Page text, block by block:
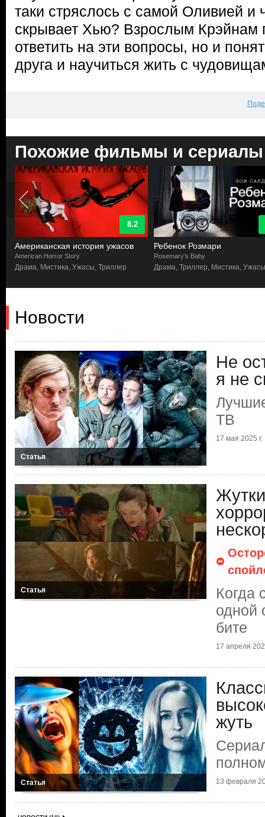
таки стряслось с самой Оливией и
скрывает Хью? Взрослым Крэйнам
ответить на эти вопросы, но и
друга и научиться жить с
Похожие фильмы и сериалы
8.2
Американская история ужасов
American Horror Story
Драма, Мистика, Ужасы, Триллер
Ребенок Розмари
Rosemary's Baby
Драма, Триллер, Мистика, Ужасы
Новости
Статья
Не
я не
ТВ
17 мая 2025 г.
Статья
Когда
одной
бите
17 апреля
Статья
жуть
13 февраля